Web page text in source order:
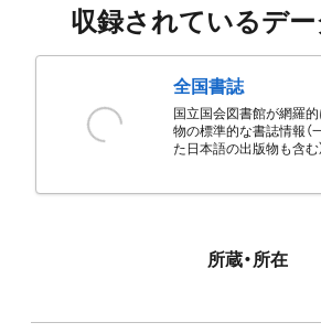
収録されているデ
全国書誌
国立国会図書館が網羅
物の標準的な書誌情報（
た日本語の出版物も含む
所蔵・所在